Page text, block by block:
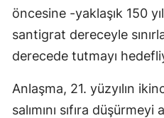
öncesine -yaklaşık 150
santigrat dereceyle
derecede tutmayı
Anlaşma, 21. yüzyılın
salımını sıfıra düşürmeyi